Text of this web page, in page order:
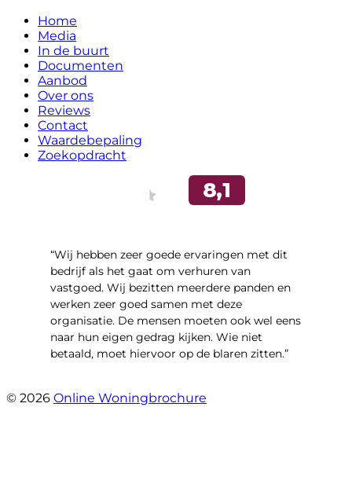
Home
Media
In de buurt
Documenten
Aanbod
Over ons
Reviews
Contact
Waardebepaling
Zoekopdracht
“Wij hebben zeer goede ervaringen met dit
bedrijf als het gaat om verhuren van
vastgoed. Wij bezitten meerdere panden en
werken zeer goed samen met deze
organisatie. De mensen moeten ook wel eens
naar hun eigen gedrag kijken. Wie niet
betaald, moet hiervoor op de blaren zitten.”
© 2026 Online Woningbrochure